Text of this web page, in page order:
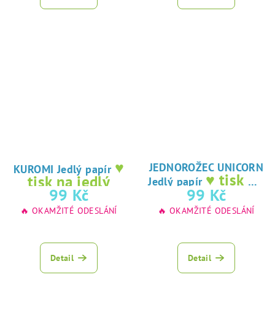
KUROMI Jedlý papír ♥
tisk na jedlý
papír
99 Kč
🔥 OKAMŽITÉ ODESLÁNÍ
Detail
JEDNOROŽEC UNICORN
Jedlý papír ♥ tisk na
jedlý papír
99 Kč
🔥 OKAMŽITÉ ODESLÁNÍ
Detail